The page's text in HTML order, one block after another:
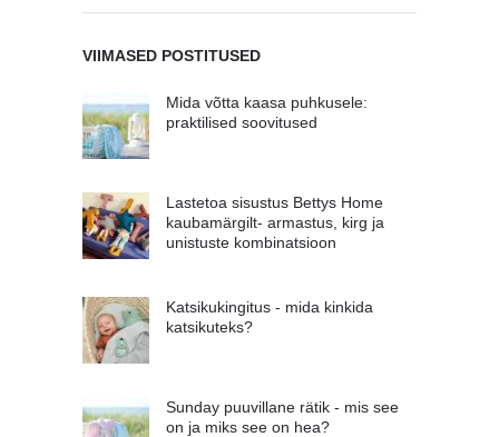
VIIMASED POSTITUSED
Mida võtta kaasa puhkusele:
praktilised soovitused
Lastetoa sisustus Bettys Home
kaubamärgilt- armastus, kirg ja
unistuste kombinatsioon
Katsikukingitus - mida kinkida
katsikuteks?
Sunday puuvillane rätik - mis see
on ja miks see on hea?